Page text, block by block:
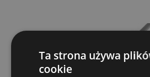
Ta strona używa
cookie